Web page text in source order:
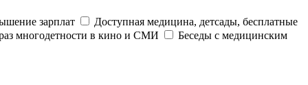
зарплат
Доступная медицина, детсады, бесплатные
многодетности в кино и СМИ
Беседы с медицинским